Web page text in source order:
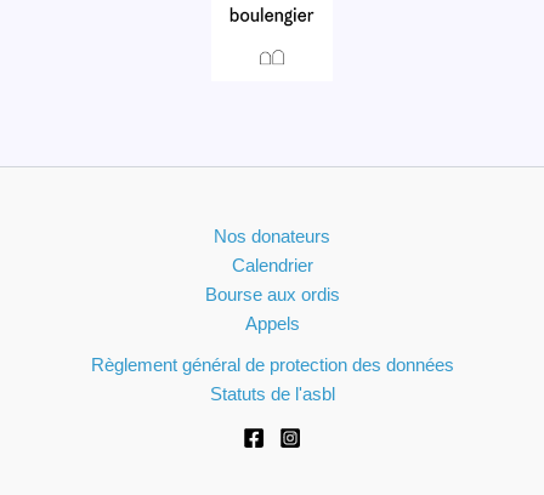
Nos donateurs
Calendrier
Bourse aux ordis
Appels
Règlement général de protection des données
Statuts de l'asbl